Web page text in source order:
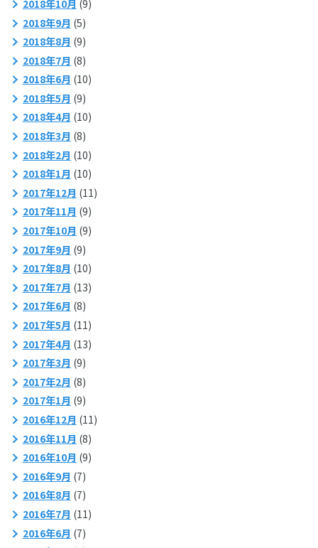
2018年10月 (9)
2018年9月 (5)
2018年8月 (9)
2018年7月 (8)
2018年6月 (10)
2018年5月 (9)
2018年4月 (10)
2018年3月 (8)
2018年2月 (10)
2018年1月 (10)
2017年12月 (11)
2017年11月 (9)
2017年10月 (9)
2017年9月 (9)
2017年8月 (10)
2017年7月 (13)
2017年6月 (8)
2017年5月 (11)
2017年4月 (13)
2017年3月 (9)
2017年2月 (8)
2017年1月 (9)
2016年12月 (11)
2016年11月 (8)
2016年10月 (9)
2016年9月 (7)
2016年8月 (7)
2016年7月 (11)
2016年6月 (7)